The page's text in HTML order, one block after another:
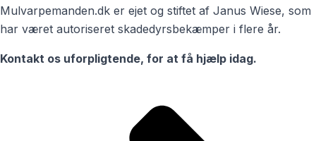
Mulvarpemanden.dk er ejet og stiftet af Janus Wiese, som
har været autoriseret skadedyrsbekæmper i flere år.
Kontakt os uforpligtende, for at få hjælp idag.